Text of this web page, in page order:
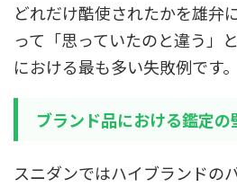
どれだけ酷使されたかを雄弁
って「思っていたのと違う」
における最も多い失敗例です。
ブランド品における鑑定の
スニダンではハイブランドの